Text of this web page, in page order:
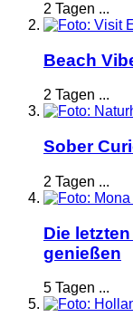
2 Tagen ...
Beach
2 Tagen ...
Sober
2 Tagen ...
Die
genießen
5 Tagen ...